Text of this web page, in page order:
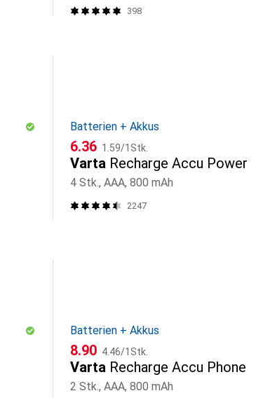
398
Batterien + Akkus
CHF
6.36 CHF
1.59/1Stk.
Varta Recharge Accu Power
4 Stk., AAA, 800 mAh
2247
Batterien + Akkus
CHF
8.90 CHF
4.46/1Stk.
Varta Recharge Accu Phone
2 Stk., AAA, 800 mAh